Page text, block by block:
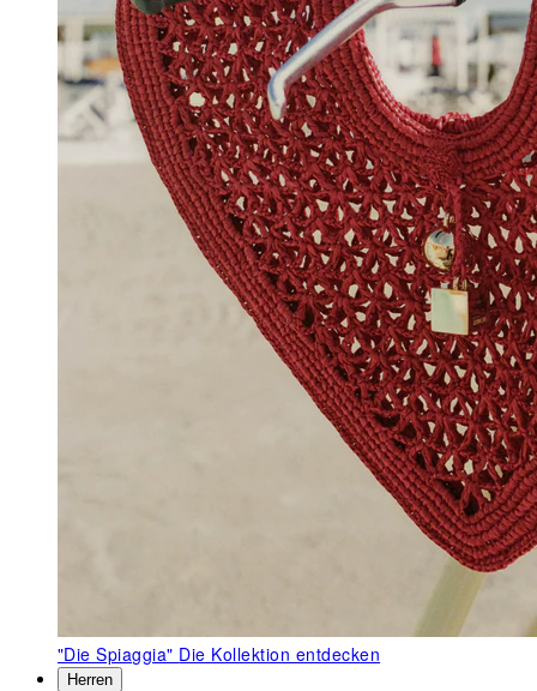
"Die Spiaggia" Die Kollektion entdecken
Herren